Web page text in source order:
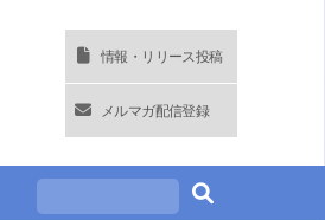
情報・リリース投稿
メルマガ配信登録